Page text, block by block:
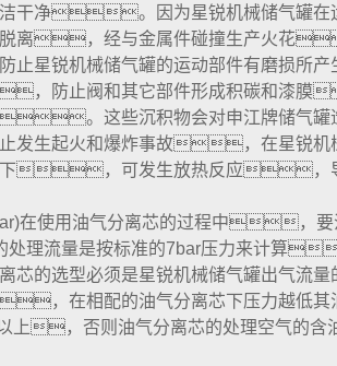
洁干净。因为星锐机械储气罐
脱离，经与金属件碰撞生产火花
星锐机械储气罐的运动部件有磨损所
，防止阀和其它部件形成积碳和漆膜
。这些沉积物会对申江牌储
发生起火和爆炸事故，在星锐
用下，可发生放热反应
在使用油气分离芯的过程中，要
理流量是按标准的7bar压力来计算
芯的选型必须是星锐机械储气罐出气流
，在相配的油气分离芯下压力越低
以上，否则油气分离芯的处理空气